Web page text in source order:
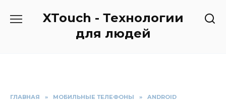
XTouch - Технологии
для людей
ГЛАВНАЯ » МОБИЛЬНЫЕ ТЕЛЕФОНЫ » ANDROID